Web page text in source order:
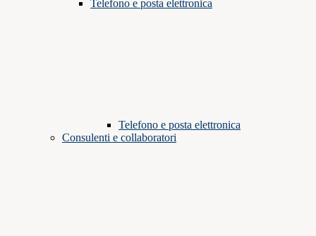
Telefono e posta elettronica
Telefono e posta elettronica
Consulenti e collaboratori